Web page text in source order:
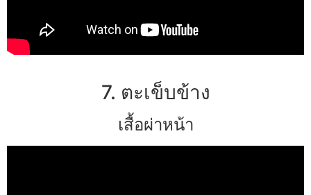
7. ตะเข็บข้าง
เสื้อผ่าหน้า